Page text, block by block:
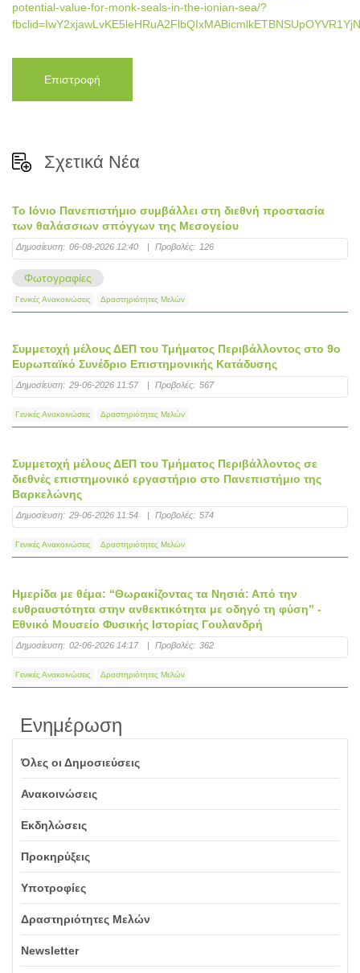
potential-value-for-monk-seals-in-the-ionian-sea/?
Επιστροφή
Σχετικά Νέα
Το Ιόνιο Πανεπιστήμιο συμβάλλει στη διεθνή προστασία
των θαλάσσιων σπόγγων της Μεσογείου
Δημοσίευση: 06-08-2026 12:40 | Προβολές: 126
Φωτογραφίες
Γενικές Ανακοινώσεις Δραστηριότητες Μελών
Συμμετοχή μέλους ΔΕΠ του Τμήματος Περιβάλλοντος στο 9ο
Ευρωπαϊκό Συνέδριο Επιστημονικής Κατάδυσης
Δημοσίευση: 29-06-2026 11:57 | Προβολές: 567
Γενικές Ανακοινώσεις Δραστηριότητες Μελών
Συμμετοχή μέλους ΔΕΠ του Τμήματος Περιβάλλοντος σε
διεθνές επιστημονικό εργαστήριο στο Πανεπιστήμιο της
Βαρκελώνης
Δημοσίευση: 29-06-2026 11:54 | Προβολές: 574
Γενικές Ανακοινώσεις Δραστηριότητες Μελών
Ημερίδα με θέμα: “Θωρακίζοντας τα Νησιά: Από την
ευθραυστότητα στην ανθεκτικότητα με οδηγό τη φύση” -
Εθνικό Μουσείο Φυσικής Ιστορίας Γουλανδρή
Δημοσίευση: 02-06-2026 14:17 | Προβολές: 362
Γενικές Ανακοινώσεις Δραστηριότητες Μελών
Ενημέρωση
Όλες οι Δημοσιεύσεις
Ανακοινώσεις
Εκδηλώσεις
Προκηρύξεις
Υποτροφίες
Δραστηριότητες Μελών
Newsletter